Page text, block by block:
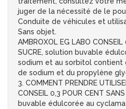
juger de la nécessité de le
Conduite de véhicules et
Sans objet.
AMBROXOL EG LABO
SUCRE, solution buvable
sodium et au sorbitol contient
de sodium et du propylène
3. COMMENT PRENDRE
CONSEIL 0,3 POUR CENT
buvable édulcorée au